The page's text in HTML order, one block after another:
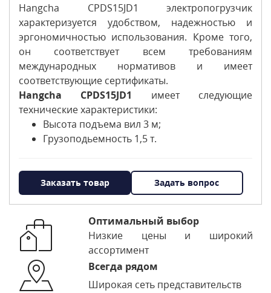
Hangcha CPDS15JD1 электропогрузчик
характеризуется удобством, надежностью и
эргономичностью использования. Кроме того,
он соответствует всем требованиям
международных нормативов и имеет
соответствующие сертификаты.
Hangcha CPDS15JD1 имеет следующие
технические характеристики:
Высота подъема вил 3 м;
Грузоподьемность 1,5 т.
Заказать товар Задать вопрос
Оптимальный выбор
Низкие цены и широкий
ассортимент
Всегда рядом
Широкая сеть представительств